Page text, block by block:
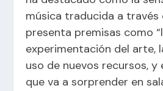
música traducida a través
presenta premisas como
experimentación del arte,
uso de nuevos recursos, y
que va a sorprender en